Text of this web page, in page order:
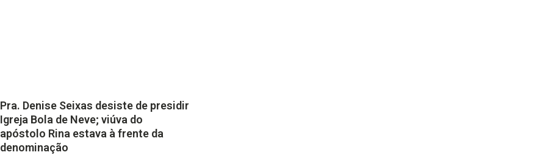
Pra. Denise Seixas desiste de presidir
Igreja Bola de Neve; viúva do
apóstolo Rina estava à frente da
denominação